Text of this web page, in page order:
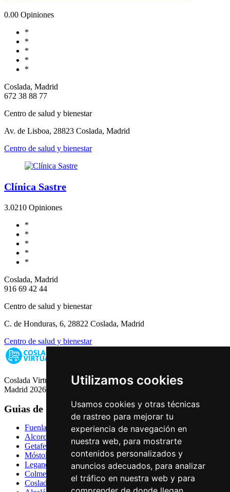
Utilizamos cookies
Usamos cookies y otras técnicas
de rastreo para mejorar tu
experiencia de navegación en
nuestra web, para mostrarte
contenidos personalizados y
anuncios adecuados, para analizar
el tráfico en nuestra web y para
0.00 Opiniones
*
*
*
*
*
Coslada, Madrid
672 38 88 77
Centro de salud y bienestar
Av. de Lisboa, 28823 Coslada, Madrid
Centro de salud y bienestar
Clínica Sastre
3.0210 Opiniones
*
*
*
*
*
Coslada, Madrid
916 69 42 44
Centro de salud y bienestar
C. de Honduras, 6, 28822 Coslada, Madrid
Centro de salud y bienestar
Coslada Virtual: Guia de Empresas, Ocio y Servicios de Coslada,
Madrid 2026
Guias de Ciudades
Fuenlabrada
Alcorcón
Getafe
Móstoles
Leganés
Colmenar Viejo
Coslada